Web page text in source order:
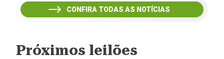
CONFIRA TODAS AS NOTÍCIAS
Próximos leilões